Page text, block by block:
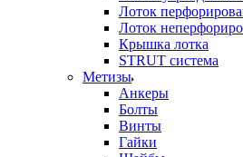
Лоток
Лоток
Крышка лотка
STRUT система
Метизы
Анкеры
Болты
Винты
Гайки